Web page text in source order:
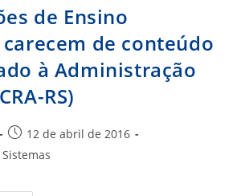
Pública
(CRA-de Ensino
de conteúdo
à Administração
RS)
Post
publicado:
12 de abril de 2016